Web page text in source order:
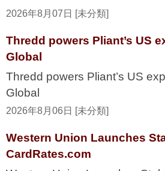
2026年8月07日 [未分類]
Thredd powers Pliant’s US
Global
Thredd powers Pliant’s US
Global
2026年8月06日 [未分類]
Western Union Launches
CardRates.com